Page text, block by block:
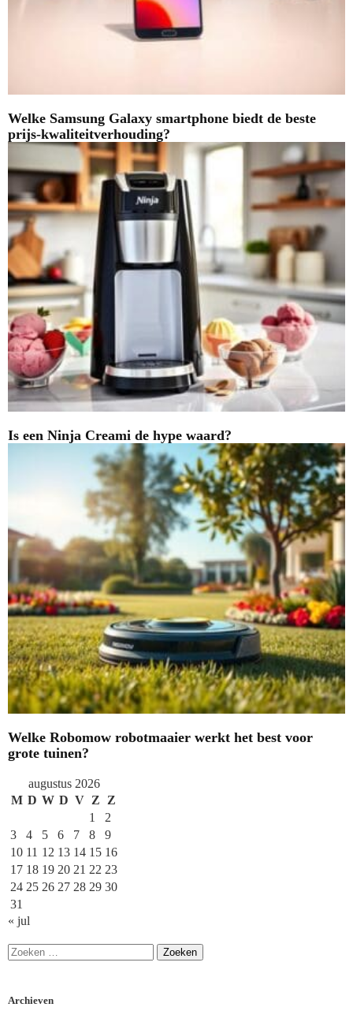
Welke Samsung Galaxy smartphone biedt de beste
prijs-kwaliteitverhouding?
Is een Ninja Creami de hype waard?
Welke Robomow robotmaaier werkt het best voor
grote tuinen?
augustus 2026
M D W D V Z
Z
1
2
3
4 5 6 7 8
9
10 11 12 13 14 15 16
17 18 19 20 21 22 23
24 25 26 27 28 29 30
31
« jul
Archieven